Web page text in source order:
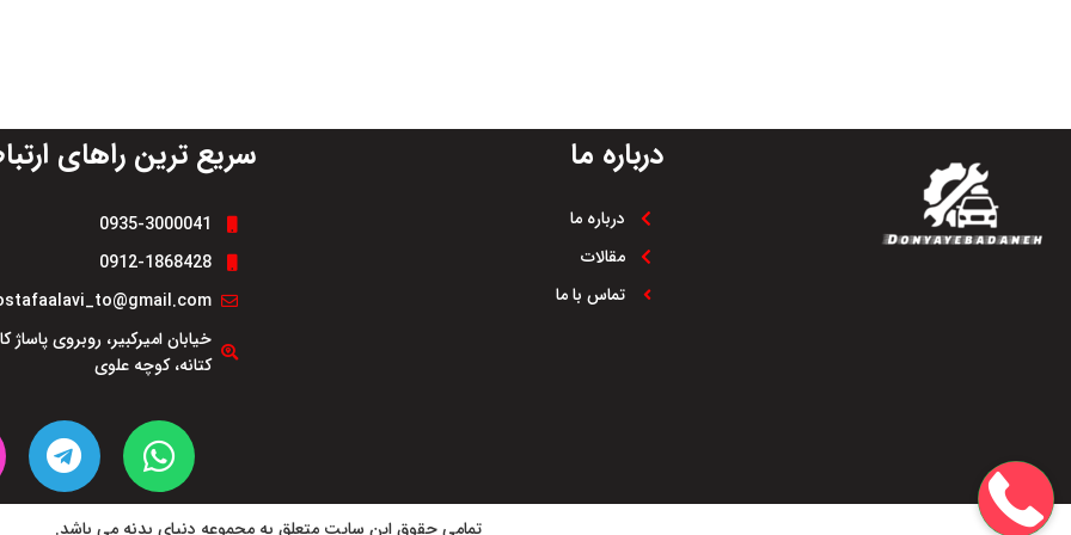
مقاومت عالی در شرایط سخت
جاده‌ای و کاری
افزایش طول عمر چراغ
قطعه‌ای پنهان اما ضروری
کیفیت
درباره ما
درباره ما
مقالات
تماس با ما
سریع ترین راهای
0935-3000041
0912-1868428
خیابان امیرکبیر، روبروی پاساژ
کتانه، کوچه علوی
تمامی حقوق این سایت متعلق به مجموعه دنیای بدنه می باشد.